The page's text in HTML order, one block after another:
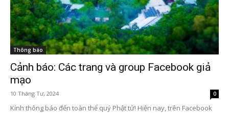
Thông báo
Cảnh báo: Các trang và group Facebook giả
mạo
10 Tháng Tư, 2024 0
Kính thông báo đến toàn thể quý Phật tử! Hiện nay, trên Facebook